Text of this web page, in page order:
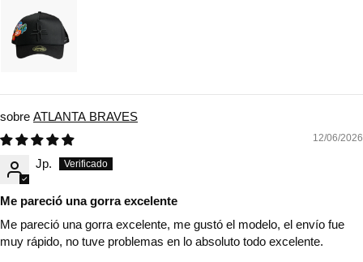
ATLANTA BRAVES
12/06/2026
Jp.
Me pareció una gorra excelente
Me pareció una gorra excelente, me gustó el modelo, el envío fue
muy rápido, no tuve problemas en lo absoluto todo excelente.